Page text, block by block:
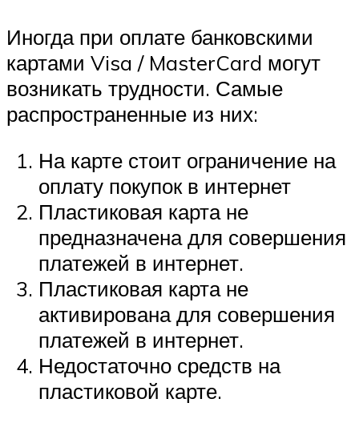
Иногда при оплате банковскими
картами Visa / MasterCard могут
возникать трудности. Самые
распространенные из них:
На карте стоит ограничение на
оплату покупок в интернет
Пластиковая карта не
предназначена для совершения
платежей в интернет.
Пластиковая карта не
активирована для совершения
платежей в интернет.
Недостаточно средств на
пластиковой карте.